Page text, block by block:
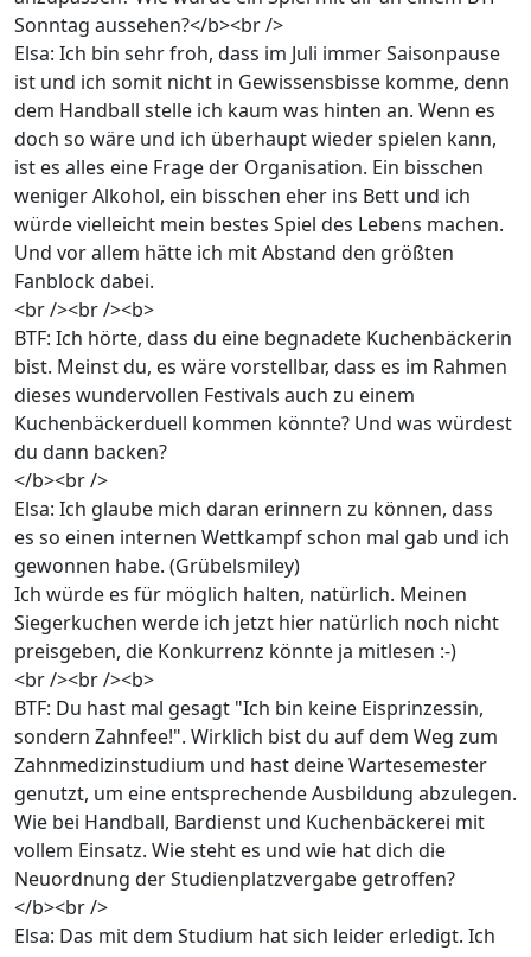
Sonntag aussehen?</b><br />
Elsa: Ich bin sehr froh, dass im Juli immer Saisonpause
ist und ich somit nicht in Gewissensbisse komme, denn
dem Handball stelle ich kaum was hinten an. Wenn es
doch so wäre und ich überhaupt wieder spielen kann,
ist es alles eine Frage der Organisation. Ein bisschen
weniger Alkohol, ein bisschen eher ins Bett und ich
würde vielleicht mein bestes Spiel des Lebens machen.
Und vor allem hätte ich mit Abstand den größten
Fanblock dabei.
<br /><br /><b>
BTF: Ich hörte, dass du eine begnadete Kuchenbäckerin
bist. Meinst du, es wäre vorstellbar, dass es im Rahmen
dieses wundervollen Festivals auch zu einem
Kuchenbäckerduell kommen könnte? Und was würdest
du dann backen?
</b><br />
Elsa: Ich glaube mich daran erinnern zu können, dass
es so einen internen Wettkampf schon mal gab und ich
gewonnen habe. (Grübelsmiley)
Ich würde es für möglich halten, natürlich. Meinen
Siegerkuchen werde ich jetzt hier natürlich noch nicht
preisgeben, die Konkurrenz könnte ja mitlesen :-)
<br /><br /><b>
BTF: Du hast mal gesagt "Ich bin keine Eisprinzessin,
sondern Zahnfee!". Wirklich bist du auf dem Weg zum
Zahnmedizinstudium und hast deine Wartesemester
genutzt, um eine entsprechende Ausbildung abzulegen.
Wie bei Handball, Bardienst und Kuchenbäckerei mit
vollem Einsatz. Wie steht es und wie hat dich die
Neuordnung der Studienplatzvergabe getroffen?
</b><br />
Elsa: Das mit dem Studium hat sich leider erledigt. Ich